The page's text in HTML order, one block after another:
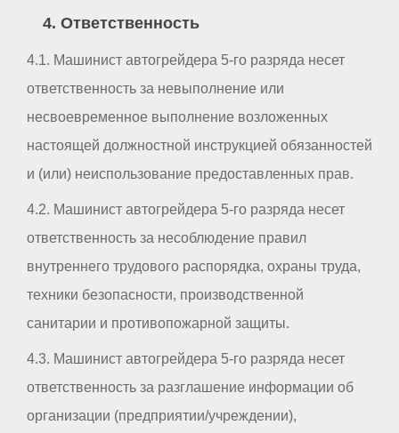
4. Ответственность
4.1. Машинист автогрейдера 5-го разряда несет
ответственность за невыполнение или
несвоевременное выполнение возложенных
настоящей должностной инструкцией обязанностей
и (или) неиспользование предоставленных прав.
4.2. Машинист автогрейдера 5-го разряда несет
ответственность за несоблюдение правил
внутреннего трудового распорядка, охраны труда,
техники безопасности, производственной
санитарии и противопожарной защиты.
4.3. Машинист автогрейдера 5-го разряда несет
ответственность за разглашение информации об
организации (предприятии/учреждении),